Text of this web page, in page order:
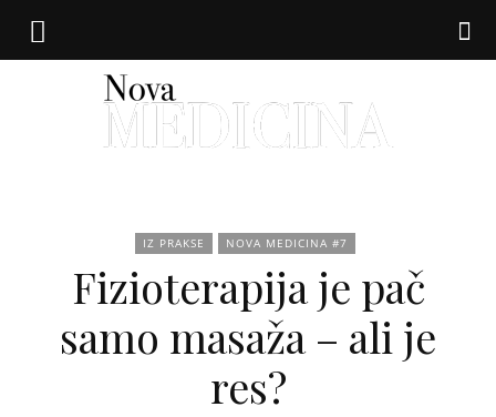
medicina
IZ PRAKSE NOVA MEDICINA #7
Fizioterapija je pač
samo masaža – ali je
res?